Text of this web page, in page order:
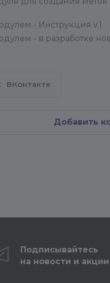
- Инструкция v.1
- в разработке
ВКонтакте
Добавить
Подписывайтесь
на новости и акции